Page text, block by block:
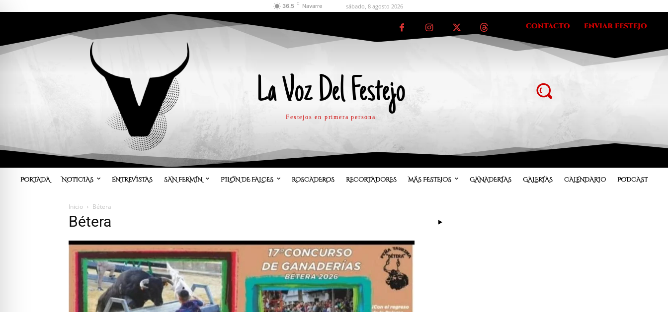
36.5 C Navarre sábado, 8 agosto 2026
La Voz Del Festejo
Festejos en primera persona
CONTACTO ENVIAR FESTEJO
PORTADA NOTICIAS ENTREVISTAS SAN FERMÍN PILÓN DE FALCES ROSCADEROS RECORTADORES MÁS FESTEJOS GANADERÍAS GALERÍAS CALENDARIO PODCAST
Inicio Bétera
Bétera